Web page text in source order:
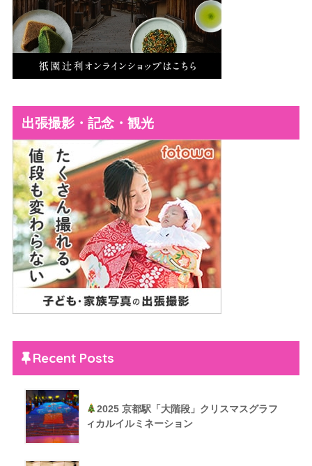
出張撮影・記念・観光
Recent Posts
2025 京都駅「大階段」クリスマスグラフ
ィカルイルミネーション